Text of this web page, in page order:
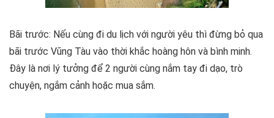
Bãi trước: Nếu cùng đi du lịch với người yêu thì đừng bỏ qua
bãi trước Vũng Tàu vào thời khắc hoàng hôn và bình minh.
Đây là nơi lý tưởng để 2 người cùng nắm tay đi dạo, trò
chuyện, ngắm cảnh hoặc mua sắm.